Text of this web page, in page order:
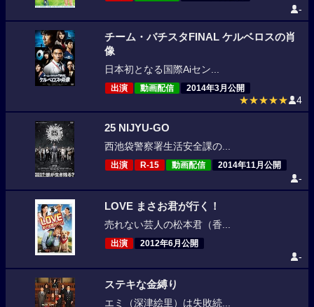
-
チーム・バチスタFINAL ケルベロスの肖
像
日本初となる国際Aiセン...
出演 動画配信 2014年3月公開
★★★★★ 4
25 NIJYU-GO
西池袋警察署生活安全課の...
出演 R-15 動画配信 2014年11月公開
-
LOVE まさお君が行く！
売れない芸人の松本君（香...
出演 2012年6月公開
-
ステキな金縛り
エミ（深津絵里）は失敗続...